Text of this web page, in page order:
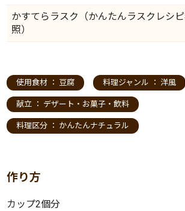
かすてらラスク（かんたんラスクレシ
照）
使用食材 ： 豆腐 料理ジャンル ： 洋風
献立 ： デザート・お菓子・飲料
料理区分 ： かんたんナチュラル
作り方
カップ2個分